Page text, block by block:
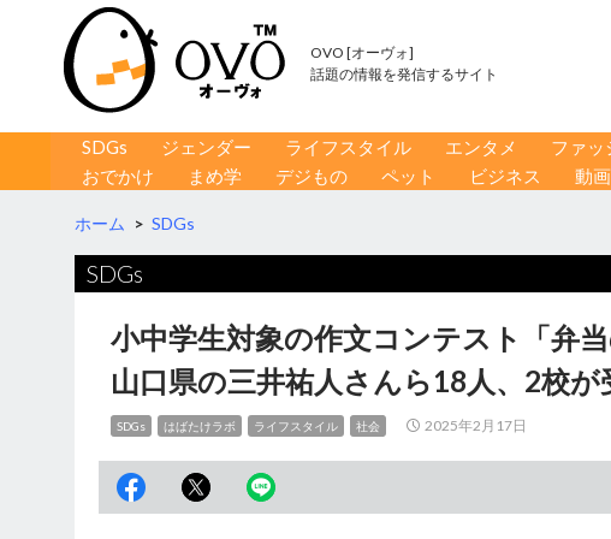
OVO [オーヴォ]
話題の情報を発信するサイト
コンテンツへ移動
SDGs ジェンダー ライフスタイル エンタメ ファッ
おでかけ
まめ学 デジもの ペット ビジネス 動画
ホーム > SDGs
SDGs
小中学生対象の作文コンテスト「
山口県の三井祐人さんら18人、2校が
SDGs はばたけラボ ライフスタイル 社会 2025年2月17日